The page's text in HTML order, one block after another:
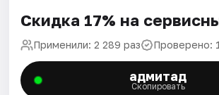
Скидка 17% на
Применили: 2 289 раз Проверено:
адмитад
Скопировать